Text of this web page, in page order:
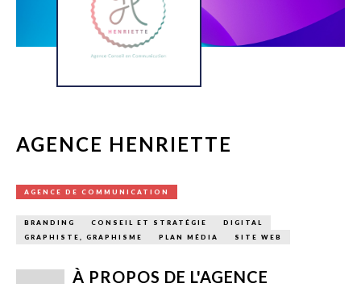
AGENCE HENRIETTE
AGENCE DE COMMUNICATION
BRANDING CONSEIL ET STRATÉGIE
DIGITAL
GRAPHISTE, GRAPHISME
PLAN MÉDIA SITE WEB
À PROPOS DE L'AGENCE